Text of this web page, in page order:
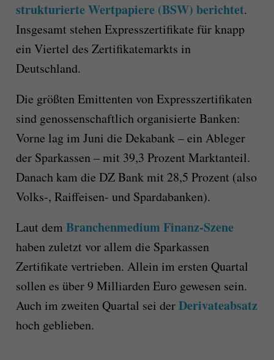
strukturierte Wertpapiere (BSW) berichtet.
Insgesamt stehen Expresszertifikate für knapp
ein Viertel des Zertifikatemarkts in
Deutschland.
Die größten Emittenten von Expresszertifikaten
sind genossenschaftlich organisierte Banken:
Vorne lag im Juni die Dekabank – ein Ableger
der Sparkassen – mit 39,3 Prozent Marktanteil.
Danach kam die DZ Bank mit 28,5 Prozent (also
Volks-, Raiffeisen- und Spardabanken).
Laut dem Branchenmedium Finanz-Szene
haben zuletzt vor allem die Sparkassen
Zertifikate vertrieben. Allein im ersten Quartal
sollen es über 9 Milliarden Euro gewesen sein.
Auch im zweiten Quartal sei derDerivateabsatz
hoch geblieben.